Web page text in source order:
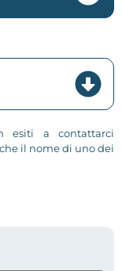
esiti a contattarci
il nome di uno dei